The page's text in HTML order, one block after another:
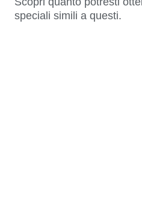
speciali simili a questi.